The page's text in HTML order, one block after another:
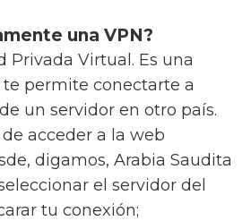
una VPN?
Privada Virtual. Es una
permite conectarte a
un servidor en otro país.
acceder a la web
digamos, Arabia Saudita
el servidor del
tu conexión;